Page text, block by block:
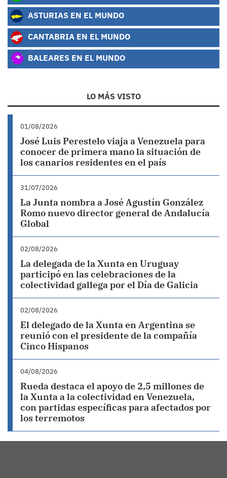
ASTURIAS EN EL MUNDO
CANTABRIA EN EL MUNDO
BALEARES EN EL MUNDO
LO MÁS VISTO
01/08/2026
José Luis Perestelo viaja a Venezuela para
conocer de primera mano la situación de
los canarios residentes en el país
31/07/2026
La Junta nombra a José Agustín González
Romo nuevo director general de Andalucía
Global
02/08/2026
La delegada de la Xunta en Uruguay
participó en las celebraciones de la
colectividad gallega por el Día de Galicia
02/08/2026
El delegado de la Xunta en Argentina se
reunió con el presidente de la compañía
Cinco Hispanos
04/08/2026
Rueda destaca el apoyo de 2,5 millones de
la Xunta a la colectividad en Venezuela,
con partidas específicas para afectados por
los terremotos